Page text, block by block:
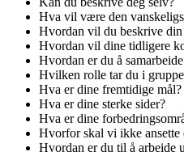
Hva vil være den
Hvordan vil du beskrive din
Hvordan vil dine tidligere
Hvordan er du å
Hvilken rolle tar du i
Hva er dine fremtidige mål?
Hva er dine sterke sider?
Hva er dine
Hvorfor skal vi ikke ansette
Hvordan er du til å arbeide